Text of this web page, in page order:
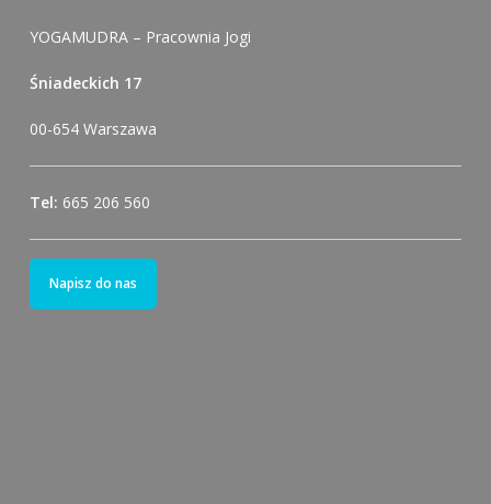
YOGAMUDRA – Pracownia Jogi
Śniadeckich 17
00-654 Warszawa
Tel: 665 206 560
Napisz do nas